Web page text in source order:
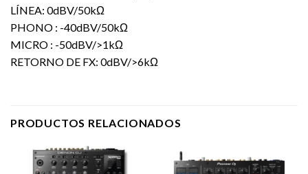
LÍNEA: 0dBV/50kΩ
PHONO : -40dBV/50kΩ
MICRO : -50dBV/>1kΩ
RETORNO DE FX: 0dBV/>6kΩ
PRODUCTOS RELACIONADOS